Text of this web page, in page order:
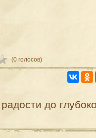
(0 голосов)
до